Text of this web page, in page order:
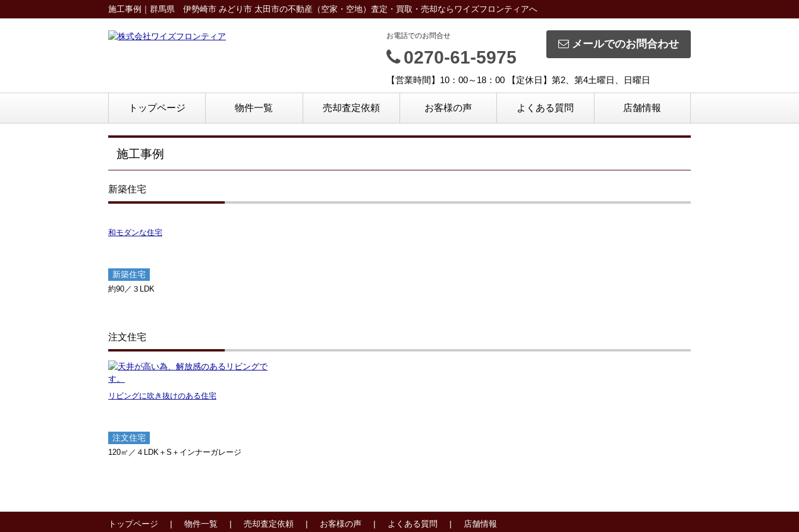
施工事例｜群馬県 伊勢崎市 みどり市 太田市の不動産（空家・空地）査定・買取・売却ならワイズフロンティアへ
メールでのお問合わせ
お電話でのお問合せ
0270-61-5975
【営業時間】10：00～18：00 【定休日】第2、第4土曜日、日曜日
トップページ 物件一覧 売却査定依頼 お客様の声 よくある質問 店舗情報
施工事例
新築住宅
和モダンな住宅
新築住宅
約90／３LDK
注文住宅
リビングに吹き抜けのある住宅
注文住宅
120㎡／４LDK＋S＋インナーガレージ
トップページ 物件一覧 売却査定依頼 お客様の声 よくある質問 店舗情報